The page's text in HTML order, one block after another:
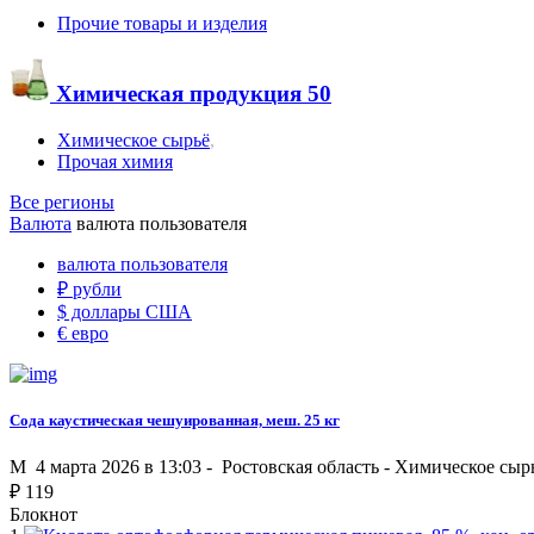
Прочие товары и изделия
Химическая продукция 50
Химическое сырьё,
Прочая химия
Все регионы
Валюта валюта пользователя
валюта пользователя
₽ рубли
$ доллары США
€ евро
Сода каустическая чешуированная, меш. 25 кг
M 4 марта 2026 в 13:03 - Ростовская область - Химическое
₽ 119
Блокнот